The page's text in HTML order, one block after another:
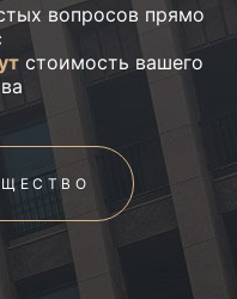
вопросов прямо
стоимость вашего